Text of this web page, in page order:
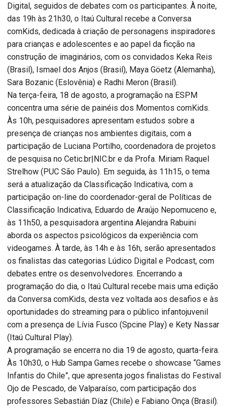
Digital, seguidos de debates com os participantes. À noite,
das 19h às 21h30, o Itaú Cultural recebe a Conversa
comKids, dedicada à criação de personagens inspiradores
para crianças e adolescentes e ao papel da ficção na
construção de imaginários, com os convidados Keka Reis
(Brasil), Ismael dos Anjos (Brasil), Maya Göetz (Alemanha),
Sara Bozanic (Eslovênia) e Radhi Meron (Brasil).
Na terça-feira, 18 de agosto, a programação na ESPM
concentra uma série de painéis dos Momentos comKids.
Às 10h, pesquisadores apresentam estudos sobre a
presença de crianças nos ambientes digitais, com a
participação de Luciana Portilho, coordenadora de projetos
de pesquisa no Cetic.br|NIC.br e da Profa. Miriam Raquel
Strelhow (PUC São Paulo). Em seguida, às 11h15, o tema
será a atualização da Classificação Indicativa, com a
participação on-line do coordenador-geral de Políticas de
Classificação Indicativa, Eduardo de Araújo Nepomuceno e,
às 11h50, a pesquisadora argentina Alejandra Rabuini
aborda os aspectos psicológicos da experiência com
videogames. À tarde, às 14h e às 16h, serão apresentados
os finalistas das categorias Lúdico Digital e Podcast, com
debates entre os desenvolvedores. Encerrando a
programação do dia, o Itaú Cultural recebe mais uma edição
da Conversa comKids, desta vez voltada aos desafios e às
oportunidades do streaming para o público infantojuvenil
com a presença de Lívia Fusco (Spcine Play) e Kety Nassar
(Itaú Cultural Play).
A programação se encerra no dia 19 de agosto, quarta-feira.
Às 10h30, o Hub Sampa Games recebe o showcase “Games
Infantis do Chile”, que apresenta jogos finalistas do Festival
Ojo de Pescado, de Valparaíso, com participação dos
professores Sebastián Díaz (Chile) e Fabiano Onça (Brasil).